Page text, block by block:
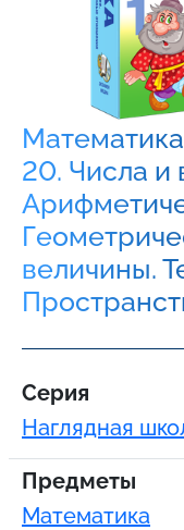
20. Числа и
величины.
Серия
Наглядная
Предметы
Математика